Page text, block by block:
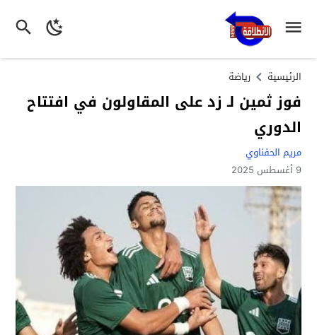
الرئيسية رياضة
فوز ثمين لـ زد على المقاولون في افتتاح
الدوري
مريم الحفناوي
9 أغسطس 2025